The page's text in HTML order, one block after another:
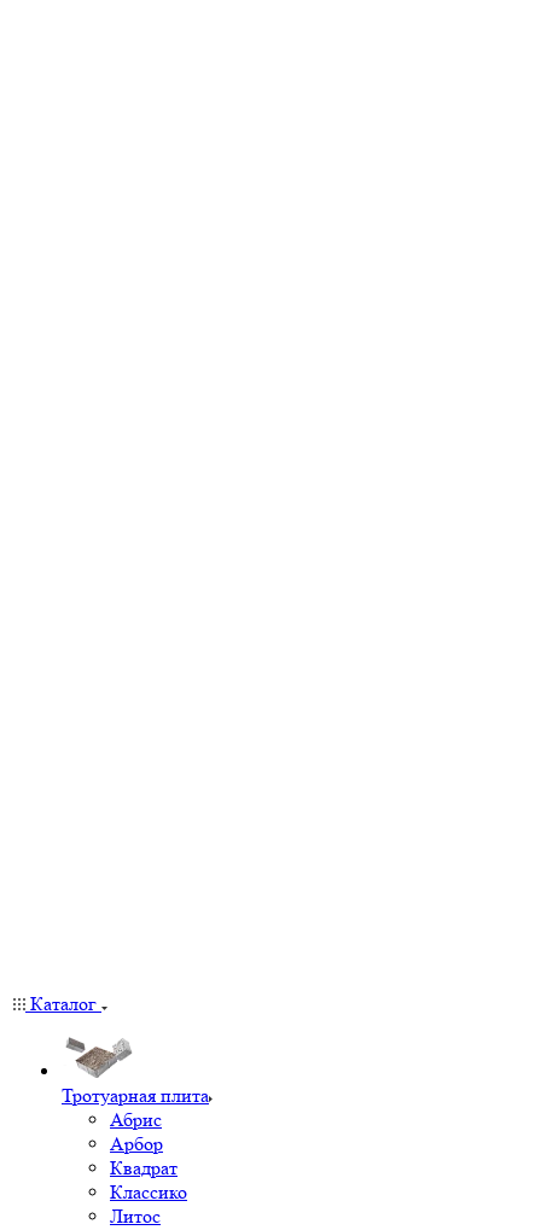
Каталог
Тротуарная плита
Абрис
Арбор
Квадрат
Классико
Литос